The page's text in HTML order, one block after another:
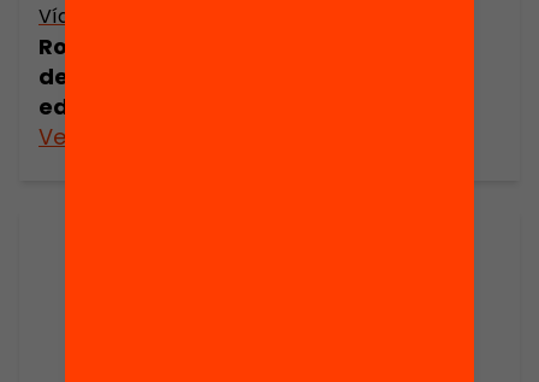
Vídeo
Roda de premsa «Perduts pel Camí:
desigualtats en les transicions
educatives després de l’ESO».
Veure’n més